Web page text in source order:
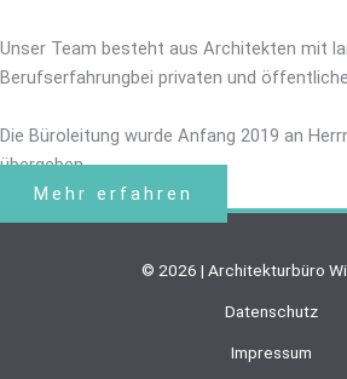
Unser Team besteht aus Architekten mit
Berufserfahrungbei privaten und
Die Büroleitung wurde Anfang 2019 an
übergeben.
Mehr erfahren
© 2026 | Architekturbüro
Datenschutz
Impressum